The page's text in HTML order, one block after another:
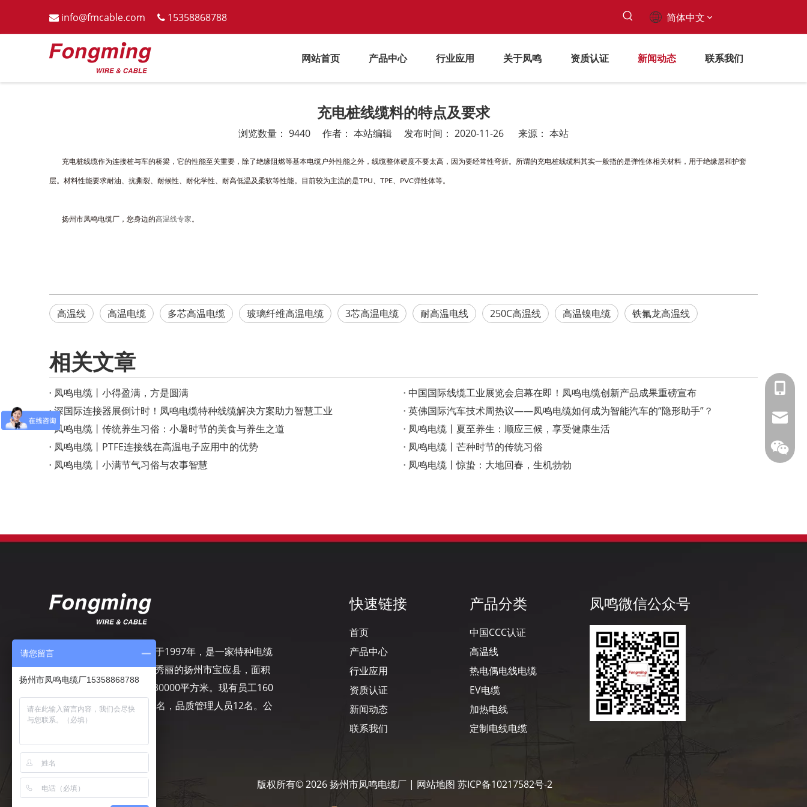
 info@fmcable.com  15358868788 简体中文
网站首页 产品中心 行业应用 关于凤鸣 资质认证 新闻动态 联系我们
充电桩线缆料的特点及要求
浏览数量： 9440 作者： 本站编辑 发布时间： 2020-11-26 来源： 本站
充电桩线缆作为连接桩与车的桥梁，它的性能至关重要，除了绝缘阻燃等基本电缆户外性能之外，线缆整体硬度不要太高，因为要经常性弯折。所谓的充电桩线缆料其实一般指的是弹性体相关材料，用于绝缘层和护套
层。材料性能要求耐油、抗撕裂、耐候性、耐化学性、耐高低温及柔软等性能。目前较为主流的是TPU、TPE、PVC弹性体等。
扬州市凤鸣电缆厂，您身边的高温线专家 。
高温线 高温电缆 多芯高温电缆 玻璃纤维高温电缆 3芯高温电缆 耐高温电线 250C高温线 高温镍电缆 铁氟龙高温线
相关文章
凤鸣电缆丨小得盈满，方是圆满
‌中国国际线缆工业展览会启幕在即！凤鸣电缆创新产品成果重磅宣布
深国际连接器展倒计时！凤鸣电缆特种线缆解决方案助力智慧工业
英佛国际汽车技术周热议——凤鸣电缆如何成为智能汽车的“隐形助手”？
凤鸣电缆丨传统养生习俗：小暑时节的美食与养生之道
凤鸣电缆丨夏至养生：顺应三候，享受健康生活
凤鸣电缆丨PTFE连接线在高温电子应用中的优势
凤鸣电缆丨芒种时节的传统习俗
凤鸣电缆丨小满节气习俗与农事智慧
凤鸣电缆丨惊蛰：大地回春，生机勃勃
扬州市凤鸣电缆厂，成立于1997年，是一家特种电缆
专业制造商，坐落在风景秀丽的扬州市宝应县，面积
50000平方米，建筑面积30000平方米。现有员工160
名，其中工程技术人员10名，品质管理人员12名。公
司致力于精细管理……
快速链接
首页
产品中心
行业应用
资质认证
新闻动态
联系我们
产品分类
中国CCC认证
高温线
热电偶电线电缆
EV电缆
加热电线
定制电线电缆
凤鸣微信公众号
版权所有©2026扬州市凤鸣电缆厂 | 网站地图 苏ICP备10217582号-2
请您留言
扬州市凤鸣电缆厂15358868788